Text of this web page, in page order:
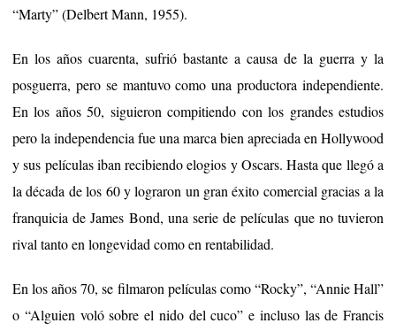
“Marty” (Delbert Mann, 1955).
En los años cuarenta, sufrió bastante a causa de la guerra y la
posguerra, pero se mantuvo como una productora independiente.
En los años 50, siguieron compitiendo con los grandes estudios
pero la independencia fue una marca bien apreciada en Hollywood
y sus películas iban recibiendo elogios y Oscars. Hasta que llegó a
la década de los 60 y lograron un gran éxito comercial gracias a la
franquicia de James Bond, una serie de películas que no tuvieron
rival tanto en longevidad como en rentabilidad.
En los años 70, se filmaron películas como “Rocky”, “Annie Hall”
o “Alguien voló sobre el nido del cuco” e incluso las de Francis